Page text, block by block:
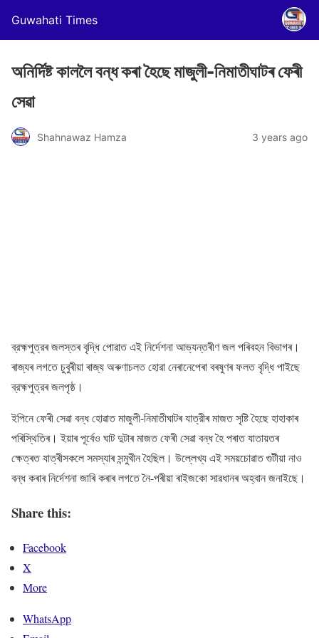
Guwahati Times
অনিৰ্দিষ্ট কাললৈ বন্ধ কৰা হৈছে মাজুলী-নিমাতীঘাটৰ ফেৰী
সেৱা
Shahnawaz Hamza 3 years ago
ব্রহ্মপুত্রৰ জলস্তৰ বৃদ্ধি পোৱাত এই নিৰ্দেশনা আভ্যন্তৰীণ জল পৰিবহন বিভাগৰ।
ৰাজ্যৰ লগতে চুবুৰীয়া ৰাজ্য অৰুণাচলত হোৱা নেৰানেপেৰা বৰষুণৰ ফলত বৃদ্ধি পাইছে
ব্রহ্মপুত্রৰ জলপৃষ্ঠ।
ইপিনে ফেৰী সেৱা বন্ধ হোৱাত মাজুলী-নিমাতীঘাটৰ যাত্রীৰ মাজত সৃষ্টি হৈছে হাহাকাৰ
পৰিস্থিতিৰ। ইয়াৰ পূৰ্বেও ঘাট দুটাৰ মাজত ফেৰী সেৱা বন্ধ হৈ পৰাত যাতায়তৰ
ক্ষেত্ৰত যাত্ৰীসকলে সমস্যাৰ সন্মুখীন হৈছিল। উল্লেখ্য এই সময়চোৱাত গুটীয়া নাও
বন্ধ কৰাৰ নিৰ্দেশনা জাৰি কৰাৰ লগতে নৈ-পৰীয়া ৰাইজকো সাৱধানৰ অহ্বান জনাইছে।
Share this:
Facebook
X
More
WhatsApp